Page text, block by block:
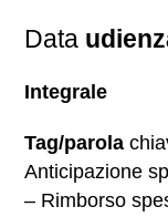
Data
Integrale
Tag/parola
Anticipazione
– Rimborso